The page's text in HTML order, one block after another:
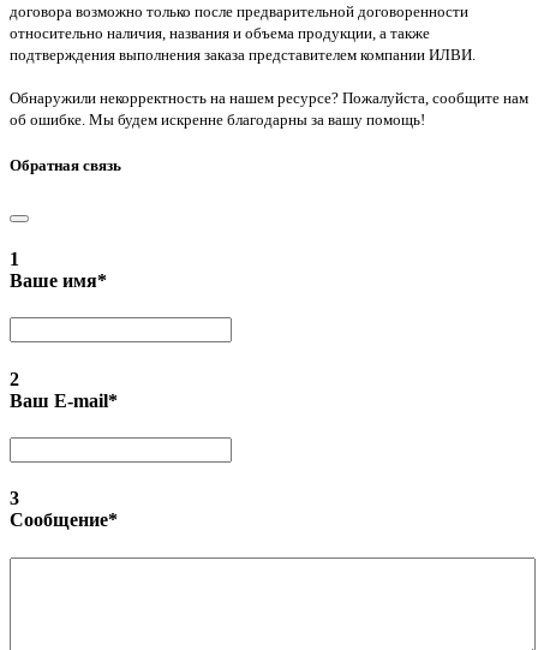
договора возможно только после предварительной договоренности
относительно наличия, названия и объема продукции, а также
подтверждения выполнения заказа представителем компании ИЛВИ.
Обнаружили некорректность на нашем ресурсе? Пожалуйста, сообщите нам
об ошибке. Мы будем искренне благодарны за вашу помощь!
Обратная связь
1
Ваше имя*
2
Ваш E-mail*
3
Сообщение*